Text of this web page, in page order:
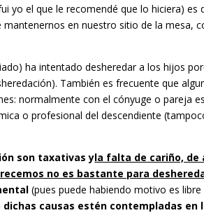
yo el que le recomendé que lo hiciera) es
en nuestro sitio de la mesa,
ha intentado desheredar a los hijos
También es frecuente que
normalmente con el cónyuge o pareja
o profesional del descendiente
son taxativas yla falta de cariño,
no es bastante para
(pues puede habiendo motivo es
causas estén contempladas en